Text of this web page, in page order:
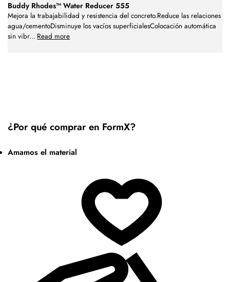
Buddy Rhodes™ Water Reducer 555
Mejora la trabajabilidad y resistencia del concreto.Reduce las relaciones
agua/cementoDisminuye los vacíos superficialesColocación automática
sin vibr... Read more
¿Por qué comprar en FormX?
Amamos el material